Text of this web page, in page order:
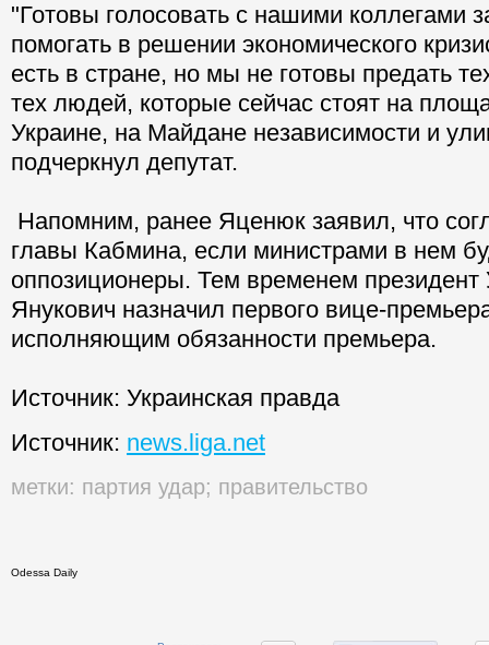
"Готовы голосовать с нашими коллегами
помогать в решении экономического
есть в стране, но мы не готовы предать
тех людей, которые сейчас стоят на
Украине, на Майдане независимости и
подчеркнул депутат.
Напомним, ранее Яценюк заявил, что
главы Кабмина, если министрами в нем
оппозиционеры. Тем временем президент
Янукович назначил первого вице-
исполняющим обязанности премьера.
Источник: Украинская правда
Источник: news.liga.net
метки: партия удар; правительство
Odessa Daily